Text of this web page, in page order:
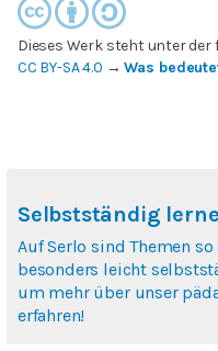
Dieses Werk steht unter der
CC BY-SA 4.0 →Was
Selbstständig
Auf Serlo sind Themen
besonders leicht
um mehr über unser
erfahren!